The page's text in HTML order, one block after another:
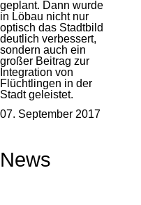
geplant. Dann wurde
in Löbau nicht nur
optisch das Stadtbild
deutlich verbessert,
sondern auch ein
großer Beitrag zur
Integration von
Flüchtlingen in der
Stadt geleistet.
07. September 2017
News